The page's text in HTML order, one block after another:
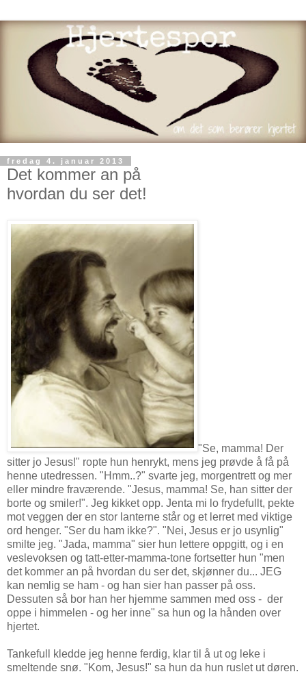
fredag 4. januar 2013
Det kommer an på
hvordan du ser det!
"Se, mamma! Der
sitter jo Jesus!" ropte hun henrykt, mens jeg prøvde å få på
henne utedressen. "Hmm..?" svarte jeg, morgentrett og mer
eller mindre fraværende. "Jesus, mamma! Se, han sitter der
borte og smiler!". Jeg kikket opp. Jenta mi lo frydefullt, pekte
mot veggen der en stor lanterne står og et lerret med viktige
ord henger. "Ser du ham ikke?". "Nei, Jesus er jo usynlig"
smilte jeg. "Jada, mamma" sier hun lettere oppgitt, og i en
veslevoksen og tatt-etter-mamma-tone fortsetter hun "men
det kommer an på hvordan du ser det, skjønner du... JEG
kan nemlig se ham - og han sier han passer på oss.
Dessuten så bor han her hjemme sammen med oss - der
oppe i himmelen - og her inne" sa hun og la hånden over
hjertet.
Tankefull kledde jeg henne ferdig, klar til å ut og leke i
smeltende snø. "Kom, Jesus!" sa hun da hun ruslet ut døren.